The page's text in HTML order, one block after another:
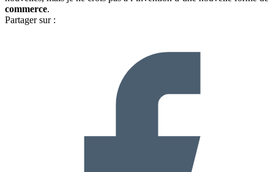
commerce.
Partager sur :